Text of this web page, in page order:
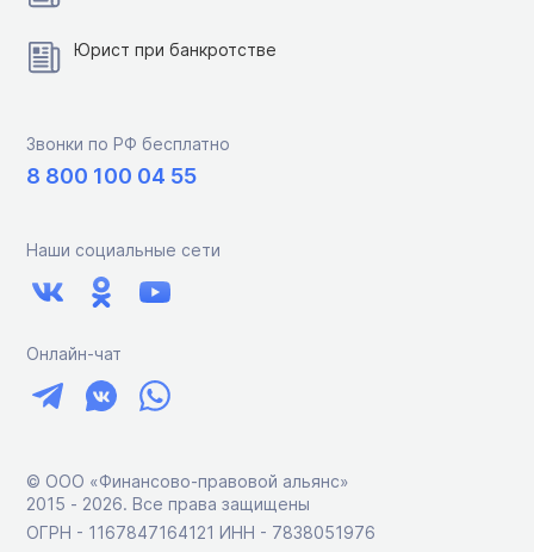
Юрист при банкротстве
Звонки по РФ бесплатно
8 800 100 04 55
Наши социальные сети
Онлайн-чат
© ООО «Финансово-правовой альянс»
2015 ‑ 2026. Все права защищены
ОГРН - 1167847164121 ИНН - 7838051976